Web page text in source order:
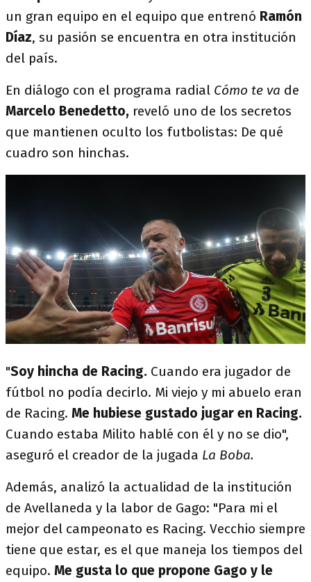
un gran equipo en el equipo que entrenó Ramón
Díaz, su pasión se encuentra en otra institución
del país.
En diálogo con el programa radial Cómo te va de
Marcelo Benedetto, reveló uno de los secretos
que mantienen oculto los futbolistas: De qué
cuadro son hinchas.
"Soy hincha de Racing. Cuando era jugador de
fútbol no podía decirlo. Mi viejo y mi abuelo eran
de Racing. Me hubiese gustado jugar en Racing.
Cuando estaba Milito hablé con él y no se dio",
aseguró el creador de la jugada La Boba.
Además, analizó la actualidad de la institución
de Avellaneda y la labor de Gago: "Para mi el
mejor del campeonato es Racing. Vecchio siempre
tiene que estar, es el que maneja los tiempos del
equipo. Me gusta lo que propone Gago y le